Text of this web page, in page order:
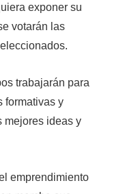
exponer su
votarán las
trabajarán para
formativas y
mejores ideas y
emprendimiento